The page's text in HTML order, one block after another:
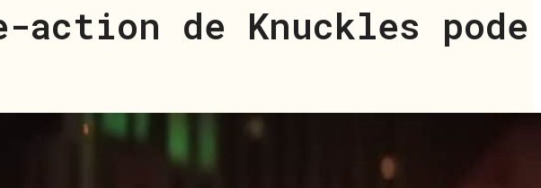
de Knuckles pode